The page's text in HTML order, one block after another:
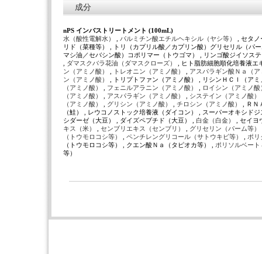
成分
nPS インバストリートメント (100mL)
水（酸性電解水）
パルミチン酸エチルヘキシル（ヤシ等）
, セタ
リド（菜種等） , トリ（カプリル酸／カプリン酸）グリセリル（パ
マシ油／セバシン酸）コポリマー（トウゴマ） , リンゴ酸ジイソス
ダマスクバラ花油（ダマスクローズ）
, ヒト脂肪細胞順化培養液
ン（アミノ酸）
トレオニン（アミノ酸）
アスパラギン酸Ｎａ（
ン（アミノ酸）
, トリプトファン（アミノ酸） , リシンＨＣｌ（ア
（アミノ酸）
フェニルアラニン（アミノ酸）
ロイシン（アミノ
（アミノ酸）
アスパラギン（アミノ酸） システイン（アミノ酸）
（アミノ酸）
グリシン（アミノ酸） チロシン（アミノ酸）
, Ｒ
（鮭） , レウコノストック培養液（ダイコン） , スーパーオキシド
シダーゼ（大豆） , ダイズペプチド（大豆） , 白金（白金）
, セイ
キス（米）
センブリエキス（センブリ） グリセリン（パーム等）
（トウモロコシ等）
ペンチレングリコール（サトウキビ等）
ポ
（トウモロコシ等） , クエン酸Ｎａ（タピオカ等） ,
ポリソルベー
等）